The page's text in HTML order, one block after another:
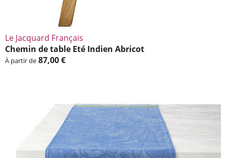
Le Jacquard Français
Chemin de table Eté Indien Abri­cot
À partir de 87,00 €